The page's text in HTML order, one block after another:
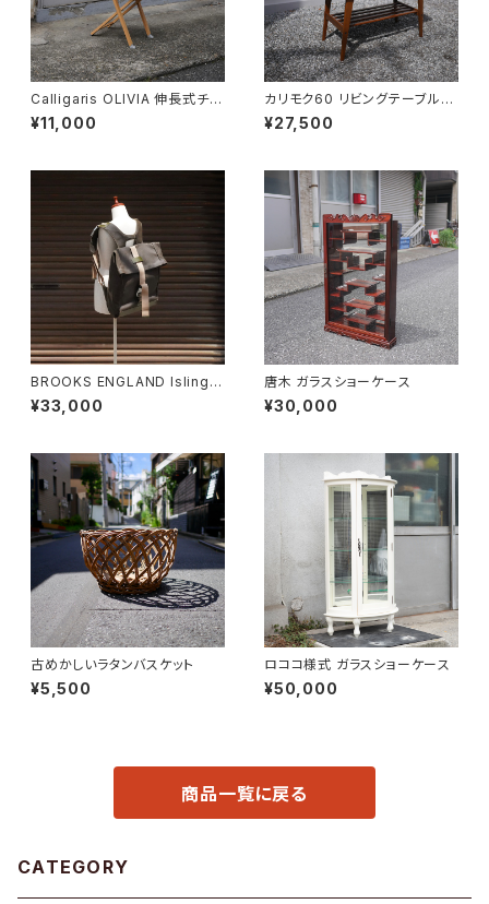
Calligaris OLIVIA 伸長式チェ
ア
¥11,000
カリモク60 リビングテーブル
小
¥27,500
BROOKS ENGLAND Islingto
n Rucksack
¥33,000
唐木 ガラスショーケース
¥30,000
古めかしいラタンバスケット
¥5,500
ロココ様式 ガラスショーケース
¥50,000
商品一覧に戻る
CATEGORY